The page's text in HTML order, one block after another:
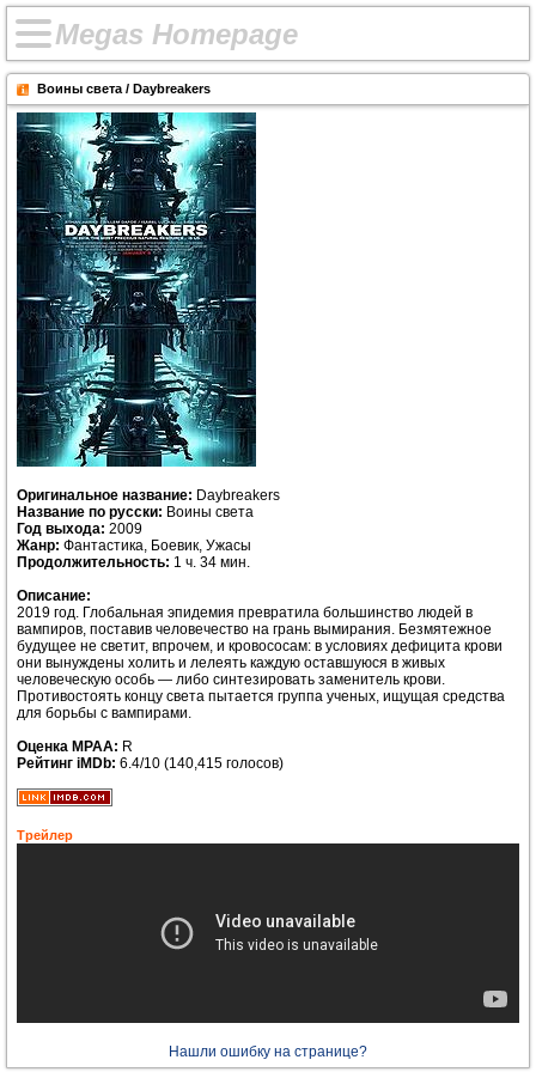
Megas Homepage
Воины света / Daybreakers
Оригинальное название: Daybreakers
Название по русски: Воины света
Год выхода: 2009
Жанр: Фантастика, Боевик, Ужасы
Продолжительность: 1 ч. 34 мин.
Описание:
2019 год. Глобальная эпидемия превратила большинство людей в
вампиров, поставив человечество на грань вымирания. Безмятежное
будущее не светит, впрочем, и кровососам: в условиях дефицита крови
они вынуждены холить и лелеять каждую оставшуюся в живых
человеческую особь — либо синтезировать заменитель крови.
Противостоять концу света пытается группа ученых, ищущая средства
для борьбы с вампирами.
Оценка MPAA: R
Рейтинг iMDb: 6.4/10 (140,415 голосов)
Трейлер
Нашли ошибку на странице?